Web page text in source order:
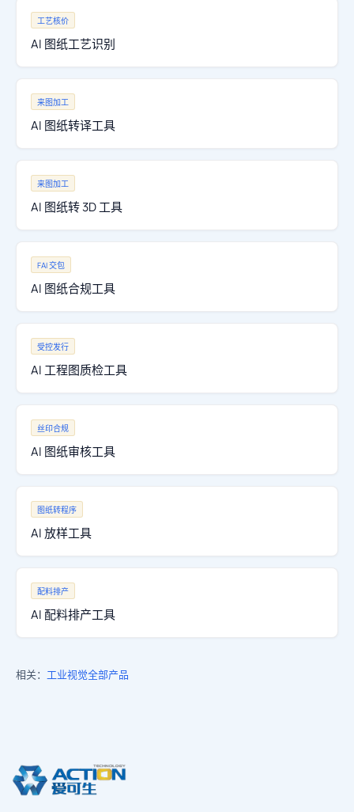
工艺核价
AI 图纸工艺识别
来图加工
AI 图纸转译工具
来图加工
AI 图纸转 3D 工具
FAI 交包
AI 图纸合规工具
受控发行
AI 工程图质检工具
丝印合规
AI 图纸审核工具
图纸转程序
AI 放样工具
配料排产
AI 配料排产工具
相关： 工业视觉全部产品